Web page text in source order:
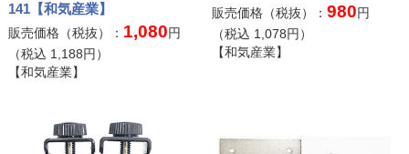
141【和気産業】
販売価格（税抜）： 1,080円
（税込 1,188円）
【和気産業】
販売価格（税抜）：980円
（税込 1,078円）
【和気産業】